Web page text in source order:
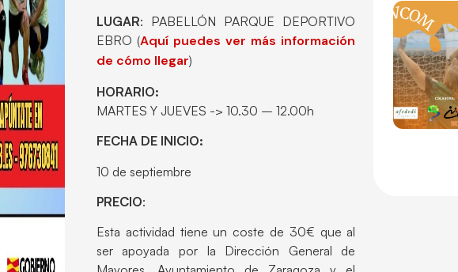
LUGAR: PABELLÓN PARQUE DEPORTIVO
EBRO (Aquí puedes ver más información
de cómo llegar)
HORARIO:
MARTES Y JUEVES -> 10.30 – 12.00h
FECHA DE INICIO:
10 de septiembre
PRECIO:
Esta actividad tiene un coste de 30€ que al
ser apoyada por la Dirección General de